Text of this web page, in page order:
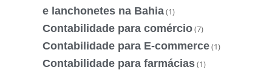
e lanchonetes na Bahia(1)
Contabilidade para comércio(7)
Contabilidade para E-commerce(1)
Contabilidade para farmácias(1)